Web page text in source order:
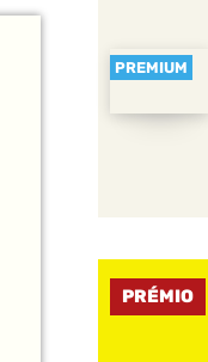
PREMIUM
PRÉMIO